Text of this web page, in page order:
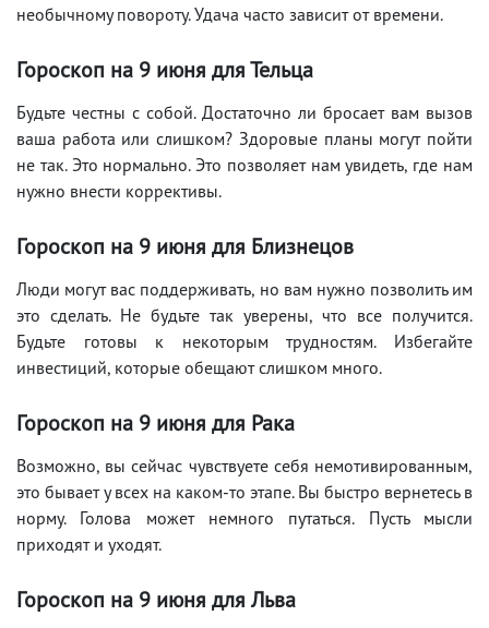
необычному повороту. Удача часто зависит от времени.
Гороскоп на 9 июня для Тельца
Будьте честны с собой. Достаточно ли бросает вам вызов
ваша работа или слишком? Здоровые планы могут пойти
не так. Это нормально. Это позволяет нам увидеть, где нам
нужно внести коррективы.
Гороскоп на 9 июня для Близнецов
Люди могут вас поддерживать, но вам нужно позволить им
это сделать. Не будьте так уверены, что все получится.
Будьте готовы к некоторым трудностям. Избегайте
инвестиций, которые обещают слишком много.
Гороскоп на 9 июня для Рака
Возможно, вы сейчас чувствуете себя немотивированным,
это бывает у всех на каком-то этапе. Вы быстро вернетесь в
норму. Голова может немного путаться. Пусть мысли
приходят и уходят.
Гороскоп на 9 июня для Льва